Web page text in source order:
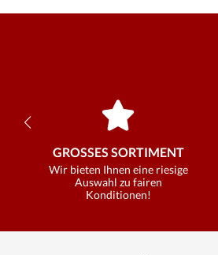
GROSSES SORTIMENT
Wir bieten Ihnen eine riesige
Auswahl zu fairen
Konditionen!